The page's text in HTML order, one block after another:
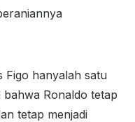
Figo hanyalah satu
Ronaldo tetap
tetap menjadi